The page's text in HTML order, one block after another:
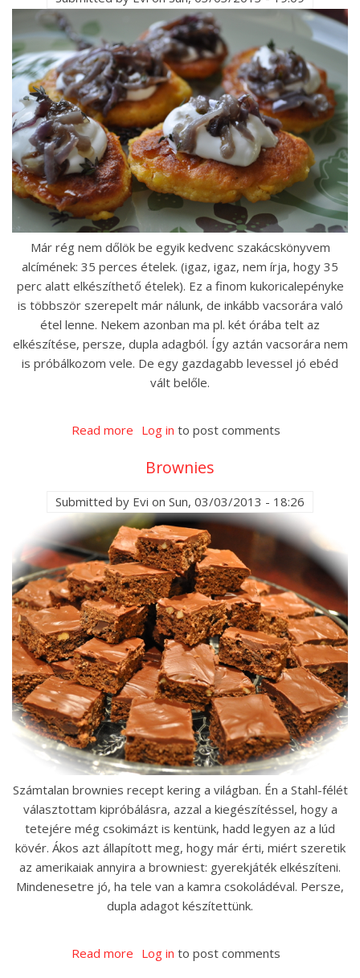
Már rég nem dőlök be egyik kedvenc szakácskönyvem
alcímének: 35 perces ételek. (igaz, igaz, nem írja, hogy 35
perc alatt elkészíthető ételek). Ez a finom kukoricalepényke
is többször szerepelt már nálunk, de inkább vacsorára való
étel lenne. Nekem azonban ma pl. két órába telt az
elkészítése, persze, dupla adagból. Így aztán vacsorára nem
is próbálkozom vele. De egy gazdagabb levessel jó ebéd
vált belőle.
Read more about
palacsinta
lilahagymával
Log in to post comments
Brownies
Submitted by Evi on Sun, 03/03/2013 - 18:26
Számtalan brownies recept kering a világban. Én a Stahl-félét
választottam kipróbálásra, azzal a kiegészítéssel, hogy a
tetejére még csokimázt is kentünk, hadd legyen az a lúd
kövér. Ákos azt állapított meg, hogy már érti, miért szeretik
az amerikaiak annyira a browniest: gyerekjáték elkészíteni.
Mindenesetre jó, ha tele van a kamra csokoládéval. Persze,
dupla adagot készítettünk.
Read more about
Log in to post comments